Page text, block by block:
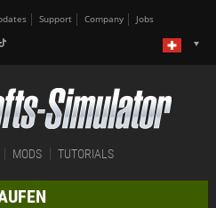
Support Company Jobs
MODS TUTORIALS